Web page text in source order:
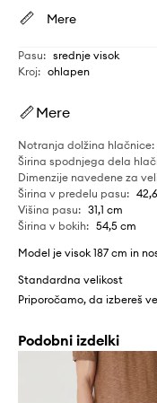
Mere
Pasu: srednje visok
Kroj: ohlapen
Mere
Notranja dolžina hlačnice:
Širina spodnjega dela
Dimenzije navedene za
Širina v predelu pasu:
Višina pasu: 31,1 cm
Širina v bokih: 54,5 cm
Model je visok 187 cm in
Standardna velikost
Priporočamo, da izbereš
Podobni izdelki